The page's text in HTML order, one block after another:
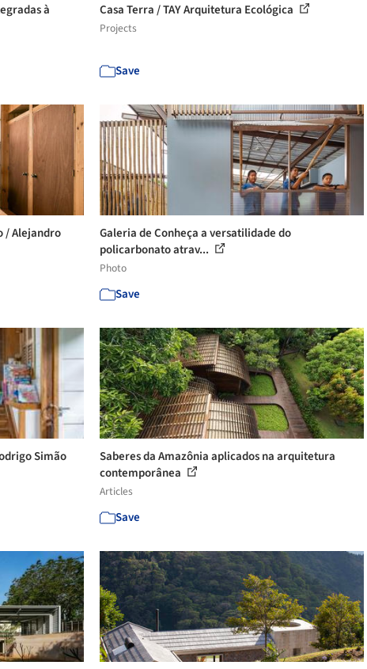
à
Casa Terra / TAY Arquitetura Ecológica
Projects
Save
/ Alejandro
Galeria de Conheça a versatilidade do
policarbonato atrav...
Photo
Save
Simão
Saberes da Amazônia aplicados na arquitetura
contemporânea
Articles
Save